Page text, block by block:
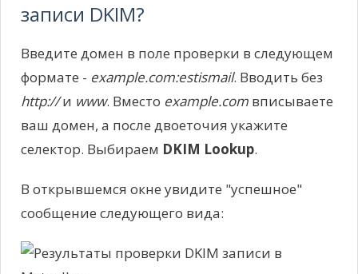
записи DKIM?
Введите домен в поле проверки в следующем
формате - example.com:estismail. Вводить без
http://и www. Вместо example.com вписываете
ваш домен, а после двоеточия укажите
селектор. Выбираем DKIM Lookup.
В открывшемся окне увидите "успешное"
сообщение следующего вида: